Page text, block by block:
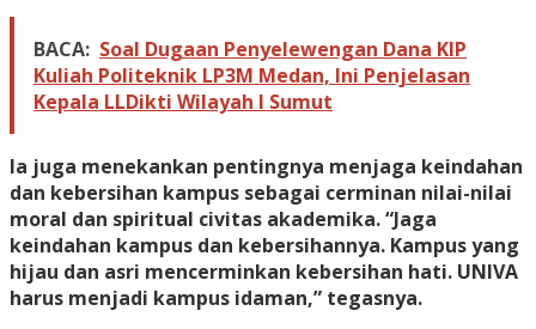
BACA: Soal Dugaan Penyelewengan Dana KIP
Kuliah Politeknik LP3M Medan, Ini Penjelasan
Kepala LLDikti Wilayah I Sumut
Ia juga menekankan pentingnya menjaga keindahan
dan kebersihan kampus sebagai cerminan nilai-nilai
moral dan spiritual civitas akademika. “Jaga
keindahan kampus dan kebersihannya. Kampus yang
hijau dan asri mencerminkan kebersihan hati. UNIVA
harus menjadi kampus idaman,” tegasnya.